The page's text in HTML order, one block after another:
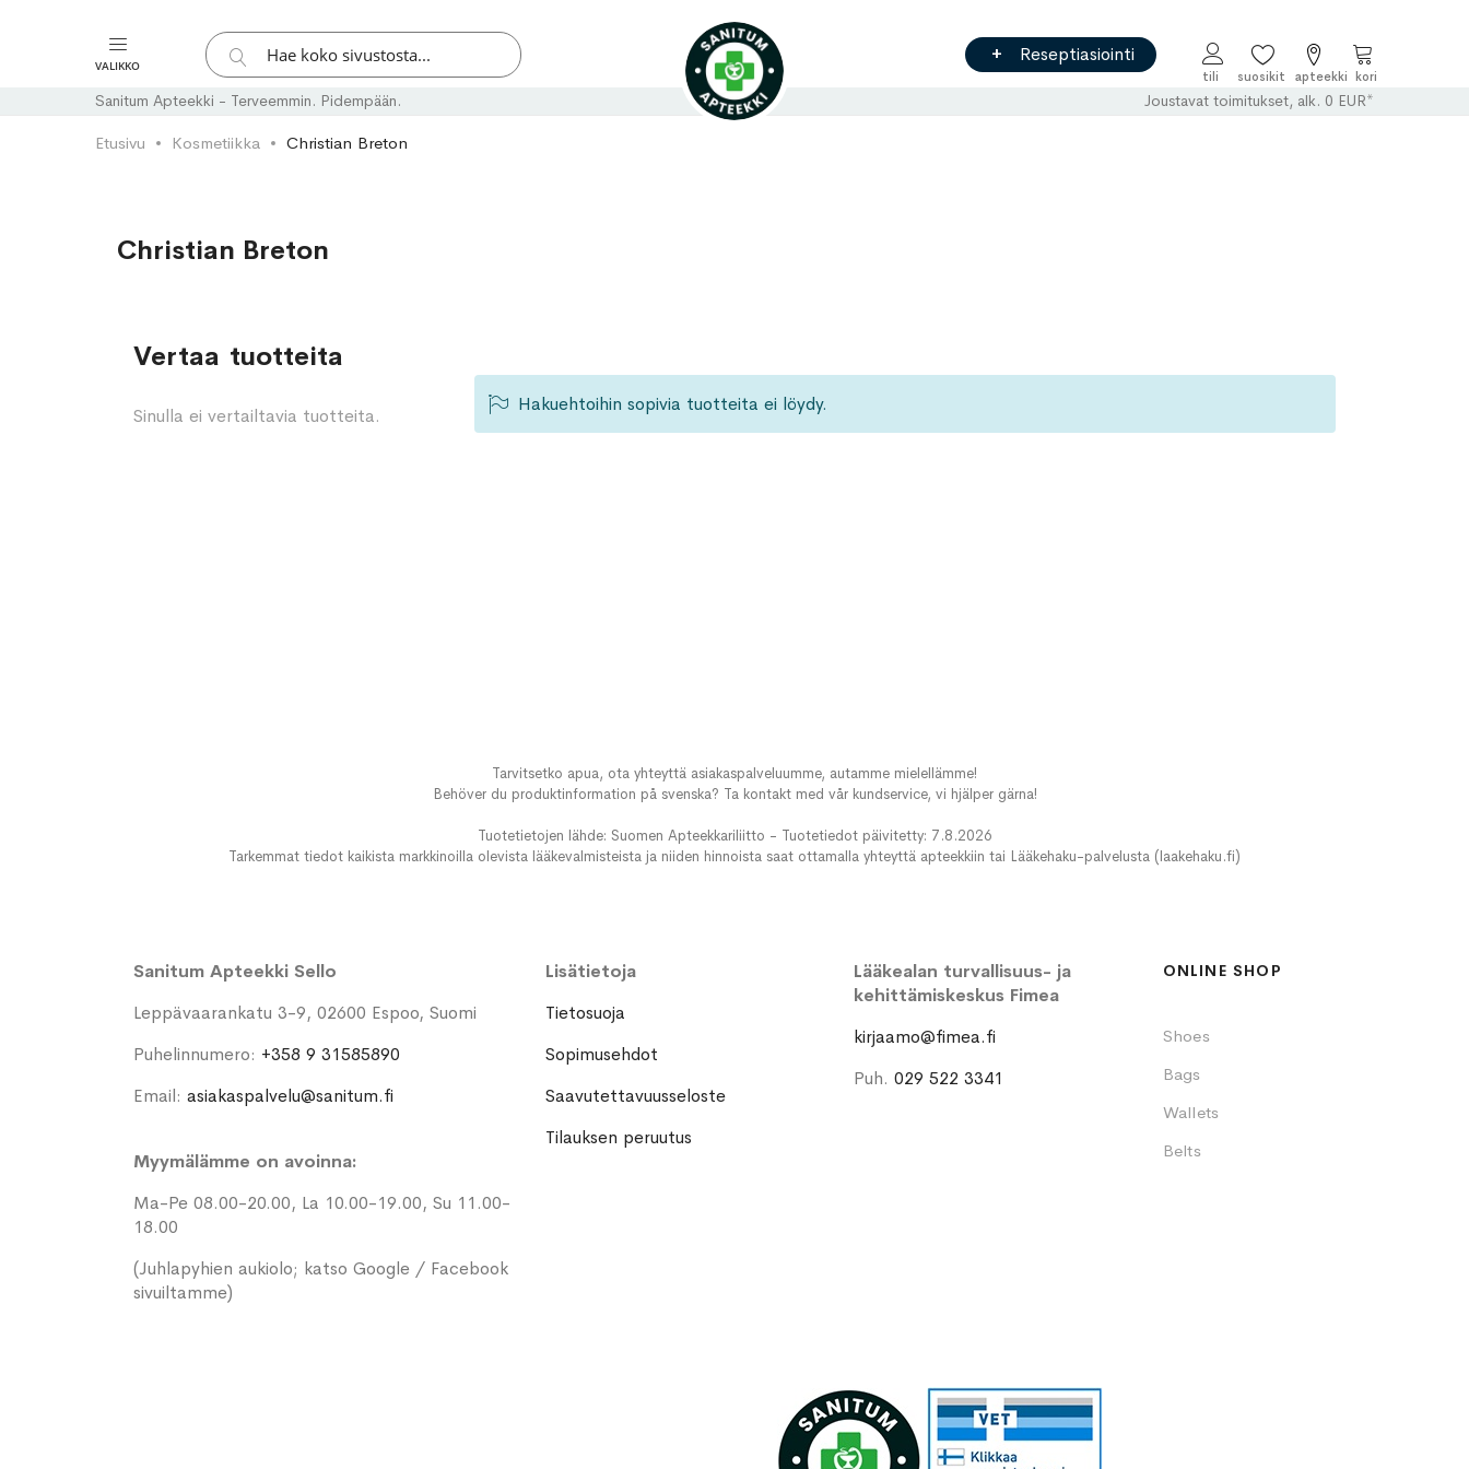
VALIKKO
Hae
Hae
Reseptiasiointi
Ostoskori
Sanitum Apteekki - Terveemmin. Pidempään. Joustavat toimitukset, alk. 0 EUR*
Etusivu Kosmetiikka Christian Breton
Christian Breton
Hakuehtoihin sopivia tuotteita ei löydy.
Vertaa tuotteita
Sinulla ei vertailtavia tuotteita.
Tarvitsetko apua, ota yhteyttä asiakaspalveluumme, autamme mielellämme!
Behöver du produktinformation på svenska? Ta kontakt med vår kundservice, vi hjälper gärna!
Tuotetietojen lähde: Suomen Apteekkariliitto - Tuotetiedot päivitetty: 7.8.2026
Tarkemmat tiedot kaikista markkinoilla olevista lääkevalmisteista ja niiden hinnoista saat ottamalla yhteyttä apteekkiin tai Lääkehaku-palvelusta (laakehaku.fi)
Sanitum Apteekki Sello
Leppävaarankatu 3-9, 02600 Espoo, Suomi
Puhelinnumero: +358 9 31585890
Email: asiakaspalvelu@sanitum.fi
Myymälämme on avoinna:
Ma-Pe 08.00-20.00, La 10.00-19.00, Su 11.00-
18.00
(Juhlapyhien aukiolo; katso Google / Facebook
sivuiltamme)
Lisätietoja
Tietosuoja
Sopimusehdot
Saavutettavuusseloste
Tilauksen peruutus
Lääkealan turvallisuus- ja
kehittämiskeskus Fimea
kirjaamo@fimea.fi
Puh.029 522 3341
ONLINE SHOP
Shoes
Bags
Wallets
Belts